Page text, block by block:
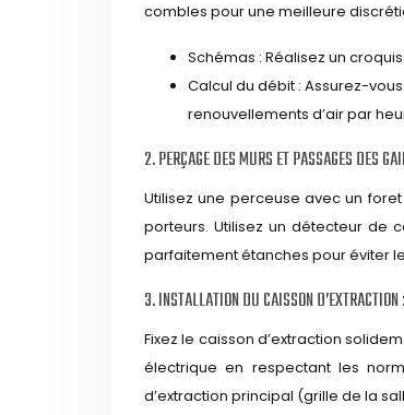
combles pour une meilleure
Schémas : Réalisez un
Calcul du débit : Assurez-
renouvellements d’air par
2. PERÇAGE DES MURS ET PASSAGES DES
Utilisez une perceuse avec un
porteurs. Utilisez un détecteur de
parfaitement étanches pour éviter
3. INSTALLATION DU CAISSON
Fixez le caisson d’extraction
électrique en respectant les
d’extraction principal (grille de la